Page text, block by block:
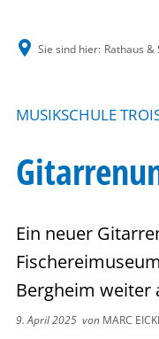
Sie sind hier: Rathaus &
MUSIKSCHULE
Ein neuer
Bergheim weiter
9. April 2025 von MARC